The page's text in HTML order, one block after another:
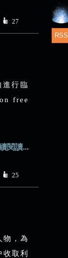
27
進行臨
free
閱讀...
25
物，為
取利
RSS